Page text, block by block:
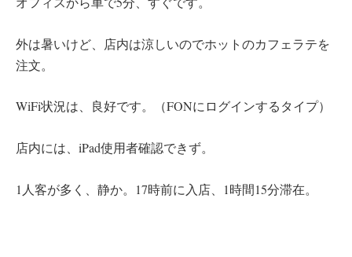
外は暑いけど、店内は涼しいのでホットのカフェラテを
注文。
WiFi状況は、良好です。（FONにログインするタイプ）
店内には、iPad使用者確認できず。
1人客が多く、静か。17時前に入店、1時間15分滞在。